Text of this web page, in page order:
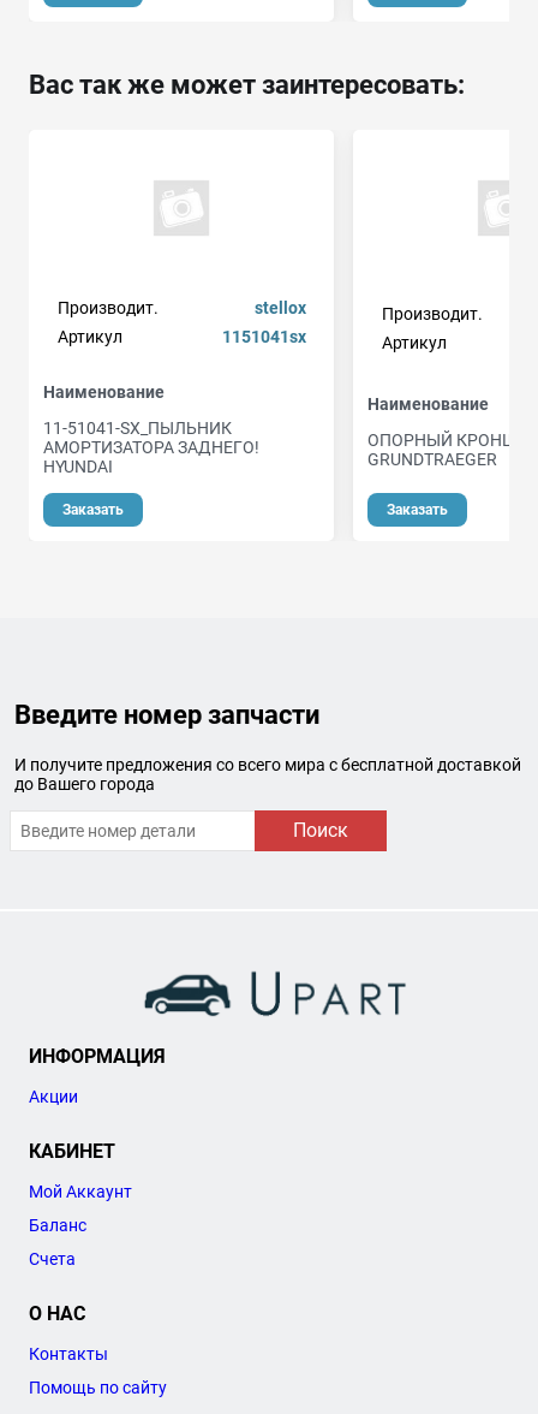
Вас так же может заинтересовать:
Производит.
stellox
Артикул
1151041sx
Наименование
11-51041-SX_ПЫЛЬНИК
АМОРТИЗАТОРА ЗАДНЕГО!
HYUNDAI
Заказать
Производит.
Артикул
Наименование
ОПОРНЫЙ
GRUNDTRAEGER
Заказать
Введите номер запчасти
И получите предложения со всего мира с бесплатной доставкой
до Вашего города
Поиск
ИНФОРМАЦИЯ
Акции
КАБИНЕТ
Мой Аккаунт
Баланс
Счета
О НАС
Контакты
Помощь по сайту